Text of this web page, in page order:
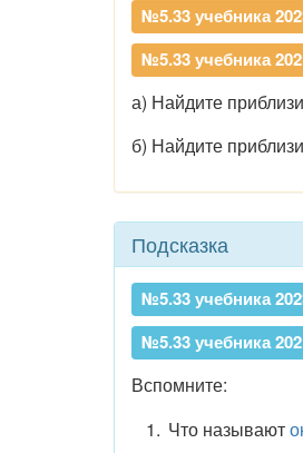
№5.33 учебника
№5.33 учебника
а) Найдите
б) Найдите
Подсказка
№5.33 учебника
№5.33 учебника
Вспомните:
Что называют